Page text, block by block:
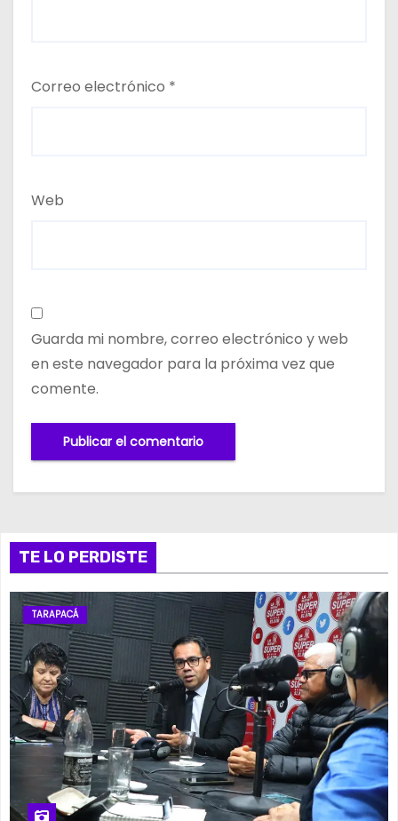
Correo electrónico *
Web
Guarda mi nombre, correo electrónico y web
en este navegador para la próxima vez que
comente.
TE LO PERDISTE
TARAPACÁ